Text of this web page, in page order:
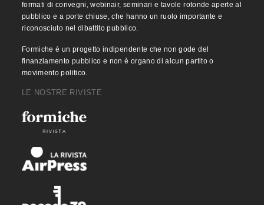
formati di convegni, webinair, seminari e tavole rotonde aperte al
pubblico e a porte chiuse, che hanno un ruolo importante e
riconosciuto nel dibattito pubblico.
Formiche è un progetto indipendente che non gode del
finanziamento pubblico e non è organo di alcun partito o
movimento politico.
LE NOSTRE RIVISTE